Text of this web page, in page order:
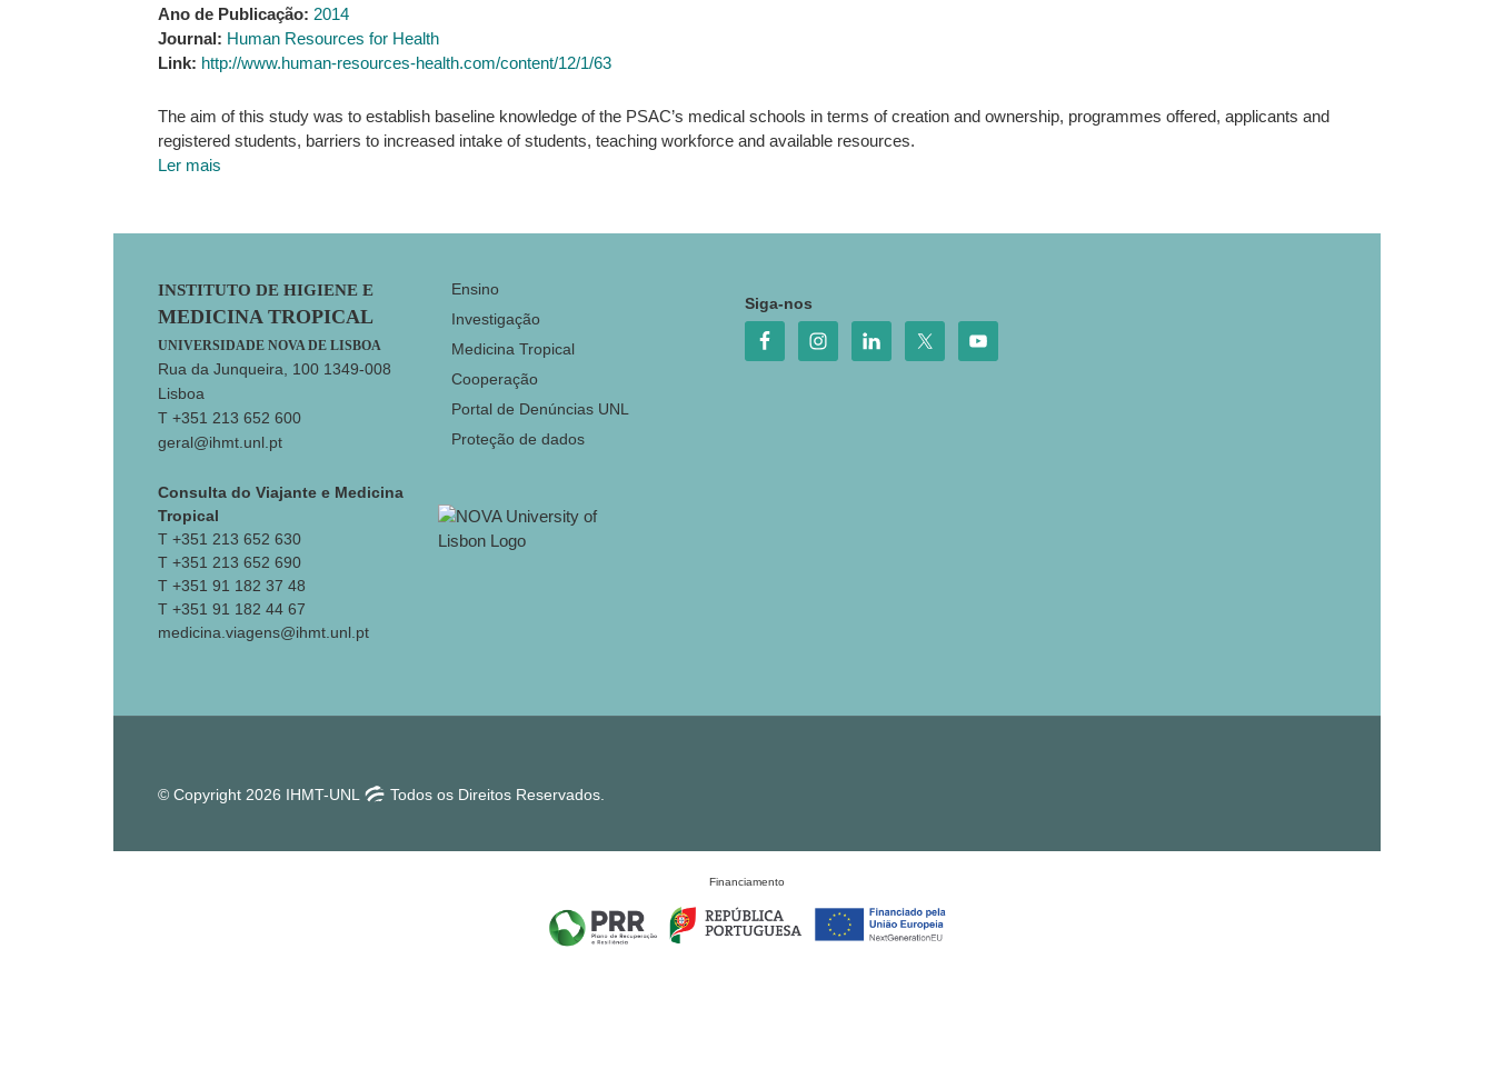
Ano de Publicação: 2014
Journal: Human Resources for Health
Link: http://www.human-resources-health.com/content/12/1/63
The aim of this study was to establish baseline knowledge of the PSAC’s medical schools in terms of creation and ownership, programmes offered, applicants and
registered students, barriers to increased intake of students, teaching workforce and available resources.
Ler mais
Footer
INSTITUTO DE HIGIENE E
MEDICINA TROPICAL
UNIVERSIDADE NOVA DE LISBOA
Rua da Junqueira, 100 1349-008
Lisboa
T +351 213 652 600
geral@ihmt.unl.pt
Consulta do Viajante e Medicina
Tropical
T +351 213 652 630
T +351 213 652 690
T +351 91 182 37 48
T +351 91 182 44 67
medicina.viagens@ihmt.unl.pt
Ensino
Investigação
Medicina Tropical
Cooperação
Portal de Denúncias UNL
Proteção de dados
Siga-nos
© Copyright 2026 IHMT-UNL Todos os Direitos Reservados.
Financiamento